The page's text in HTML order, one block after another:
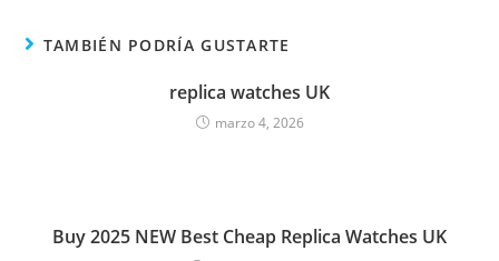
TAMBIÉN PODRÍA GUSTARTE
replica watches UK
marzo 4, 2026
Buy 2025 NEW Best Cheap Replica Watches UK